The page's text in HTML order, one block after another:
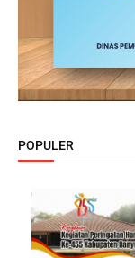
POPULER